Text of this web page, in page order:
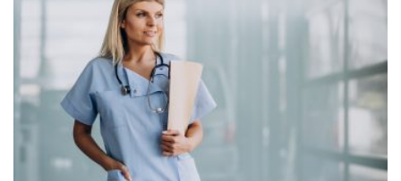
skiriamas keturioms suinteresuotosioms
teritorijoms: Pietų Karelijai (Suomija), Ida-
Virumaa (Estija), Latgalei (Latvija) ir Utenos
regionui (Lietuva). Interaktyvūs žemėlapiai,
diagramos ir duomenų vizualizacijos atskleidžia
nutrūkusių tarpvalstybinių ryšių pasekmes, kurios
dar labiau paaštrino jau egzistuojančius iššūkius